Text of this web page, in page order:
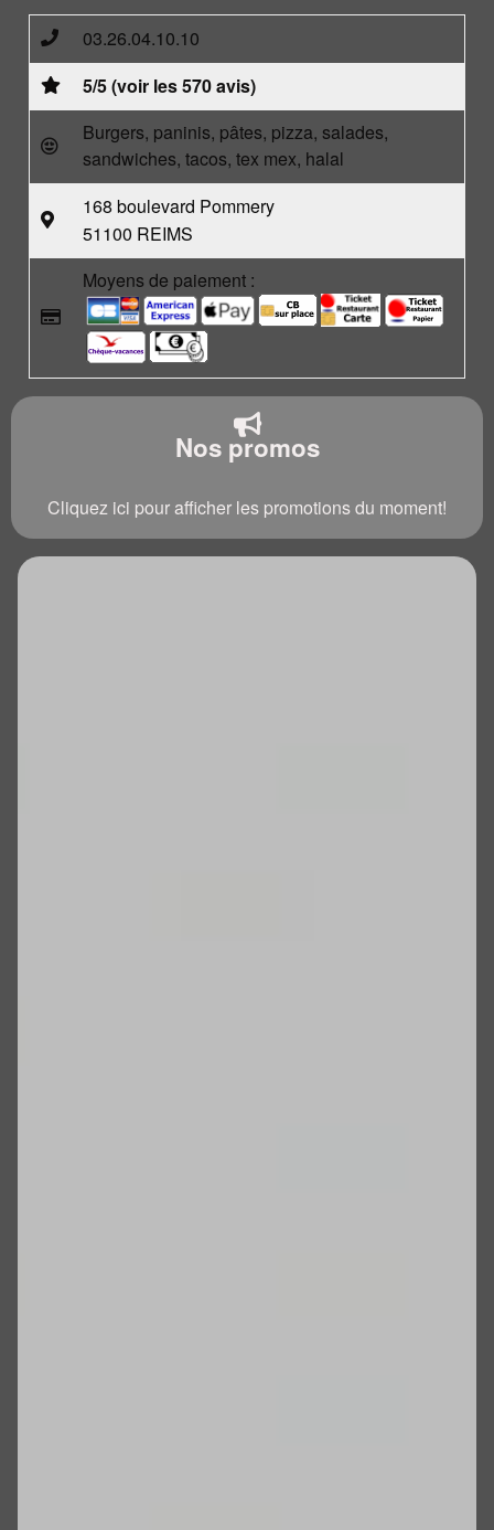
03.26.04.10.10
5/5 (voir les 570 avis)
Burgers, paninis, pâtes, pizza, salades,
sandwiches, tacos, tex mex, halal
168 boulevard Pommery
51100 REIMS
Moyens de paiement :
Nos promos
Cliquez ici pour afficher les promotions du moment!